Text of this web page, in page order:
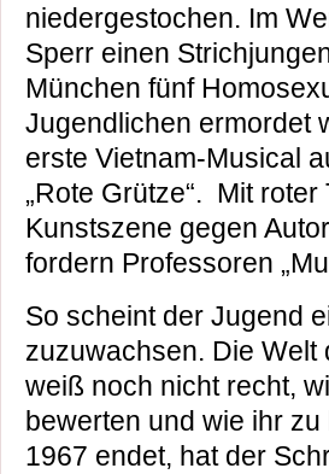
niedergestochen. Im
Sperr einen
München fünf
Jugendlichen ermordet
erste Vietnam-Musical
„Rote Grütze“. Mit roter
Kunstszene gegen
fordern Professoren
So scheint der Jugend
zuzuwachsen. Die
weiß noch nicht recht,
bewerten und wie ihr
1967 endet, hat der